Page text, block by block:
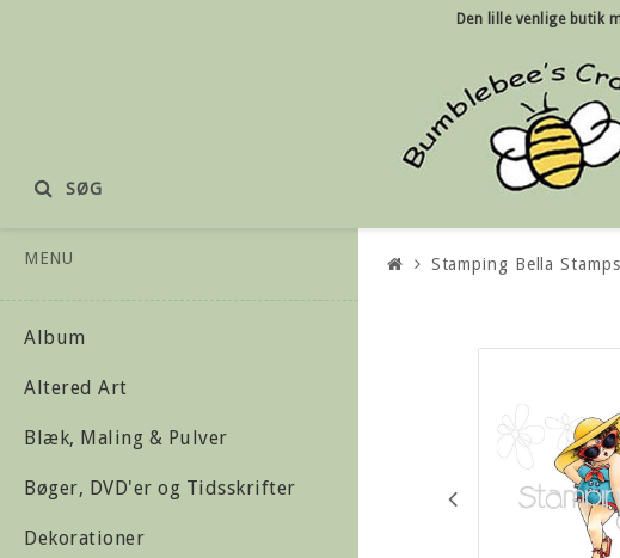
Den lille venlige butik
SØG
MENU
Album
Altered Art
Blæk, Maling & Pulver
Bøger, DVD'er og Tidsskrifter
Dekorationer
Stamping Bella Stamps